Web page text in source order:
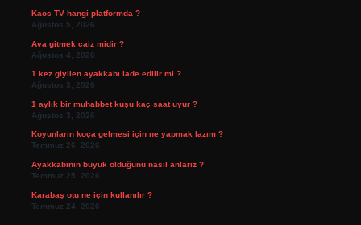
Kaos TV hangi platformda ?
Ağustos 5, 2026
Ava gitmek caiz midir ?
Ağustos 4, 2026
1 kez giyilen ayakkabı iade edilir mi ?
Ağustos 3, 2026
1 aylık bir muhabbet kuşu kaç saat uyur ?
Ağustos 3, 2026
Koyunların koça gelmesi için ne yapmak lazım ?
Temmuz 26, 2026
Ayakkabının büyük olduğunu nasıl anlarız ?
Temmuz 25, 2026
Karabaş otu ne için kullanılır ?
Temmuz 24, 2026